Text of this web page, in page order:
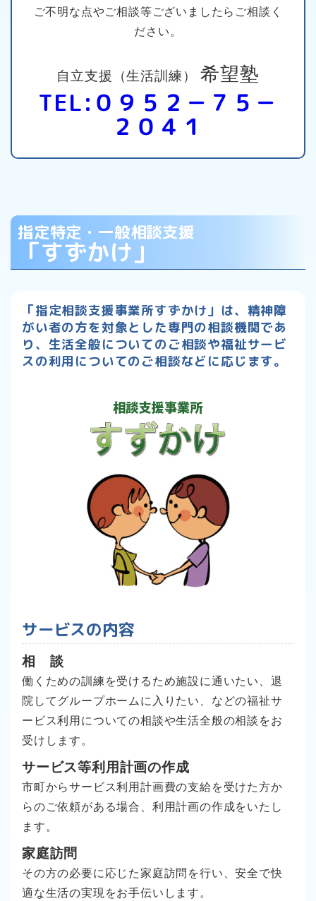
ご不明な点やご相談等ございましたらご相談く
ださい。
自立支援（生活訓練） 希望塾
TEL:０９５２－７５－
２０４１
指定特定・一般相談支援
「すずかけ」
「指定相談支援事業所すずかけ」は、 精神障
がい者の方を対象とした専門の相談機関であ
り、 生活全般についてのご相談や福祉サービ
スの利用についてのご相談などに応じます。
サービスの内容
相 談
働くための訓練を受けるため施設に通いたい、退
院してグループホームに入りたい、などの福祉サ
ービス利用についての相談や生活全般の相談をお
受けします。
サービス等利用計画の作成
市町からサービス利用計画費の支給を受けた方か
らのご依頼がある場合、利用計画の作成をいたし
ます。
家庭訪問
その方の必要に応じた家庭訪問を行い、安全で快
適な生活の実現をお手伝いします。